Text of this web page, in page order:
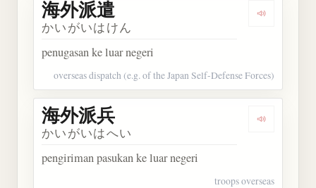
Dengarkan
海外派遣
かいがいはけん
penugasan ke luar negeri
overseas dispatch (e.g. of the Japan Self-Defense Forces)
Dengarkan
海外派兵
かいがいはへい
pengiriman pasukan ke luar negeri
troops overseas